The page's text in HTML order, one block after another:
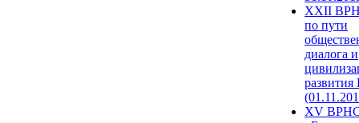
XXII
по пути
диалога и
развития
XV